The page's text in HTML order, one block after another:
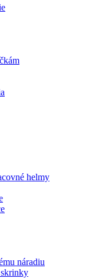
helmy
náradiu
skrinky